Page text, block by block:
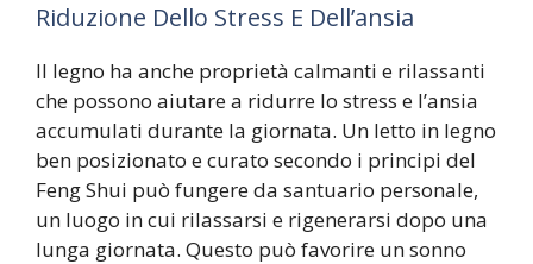
Riduzione Dello Stress E Dell’ansia
Il legno ha anche proprietà calmanti e rilassanti
che possono aiutare a ridurre lo stress e l’ansia
accumulati durante la giornata. Un letto in legno
ben posizionato e curato secondo i principi del
Feng Shui può fungere da santuario personale,
un luogo in cui rilassarsi e rigenerarsi dopo una
lunga giornata. Questo può favorire un sonno